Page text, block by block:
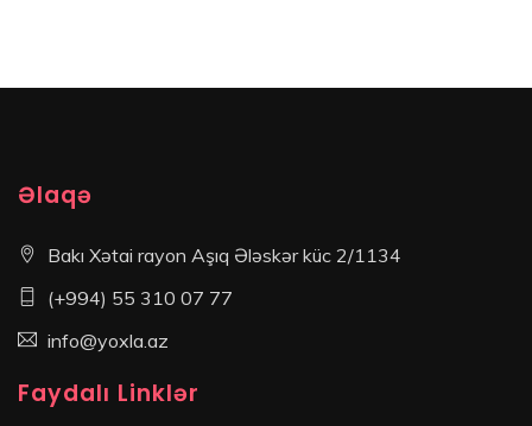
Əlaqə
Bakı Xətai rayon Aşıq Ələskər küc 2/1134
(+994) 55 310 07 77
info@yoxla.az
Faydalı Linklər